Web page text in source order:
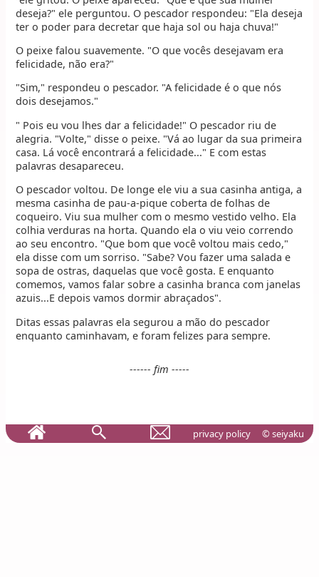
deseja?" ele perguntou. O pescador respondeu: "Ela deseja
ter o poder para decretar que haja sol ou haja chuva!"
O peixe falou suavemente. "O que vocês desejavam era
felicidade, não era?"
"Sim," respondeu o pescador. "A felicidade é o que nós
dois desejamos."
" Pois eu vou lhes dar a felicidade!" O pescador riu de
alegria. "Volte," disse o peixe. "Vá ao lugar da sua primeira
casa. Lá você encontrará a felicidade..." E com estas
palavras desapareceu.
O pescador voltou. De longe ele viu a sua casinha antiga, a
mesma casinha de pau-a-pique coberta de folhas de
coqueiro. Viu sua mulher com o mesmo vestido velho. Ela
colhia verduras na horta. Quando ela o viu veio correndo
ao seu encontro. "Que bom que você voltou mais cedo,"
ela disse com um sorriso. "Sabe? Vou fazer uma salada e
sopa de ostras, daquelas que você gosta. E enquanto
comemos, vamos falar sobre a casinha branca com janelas
azuis...E depois vamos dormir abraçados".
Ditas essas palavras ela segurou a mão do pescador
enquanto caminhavam, e foram felizes para sempre.
------ fim -----
privacy policy © seiyaku